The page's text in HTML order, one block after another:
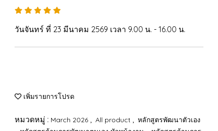
วันจันทร์ ที่ 23 มีนาคม 2569 เวลา 9.00 น. - 16.00 น.
เพิ่มรายการโปรด
หมวดหมู่ : March 2026 , All product , หลักสูตรพัฒนาตัวเอง